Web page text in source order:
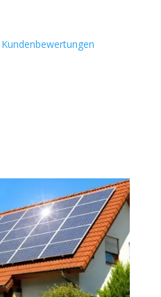
Kundenbewertungen